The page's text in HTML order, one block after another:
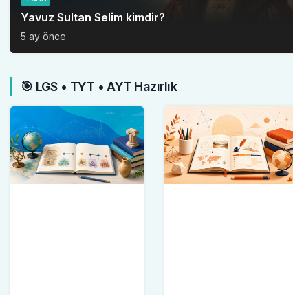
Yavuz Sultan Selim kimdir?
5 ay önce
🎯 LGS • TYT • AYT Hazırlık